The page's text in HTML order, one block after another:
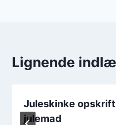
Lignende
Juleskinke
julemad